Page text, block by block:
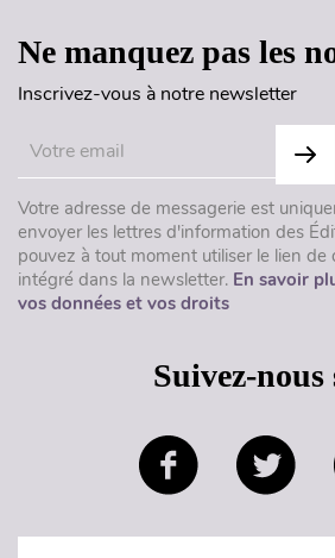
Ne manquez pas les
Inscrivez-vous à notre newsletter
Votre adresse de messagerie est
envoyer les lettres d'information des
pouvez à tout moment utiliser le lien
intégré dans la newsletter. En savoir
vos données et vos droits
Suivez-nous